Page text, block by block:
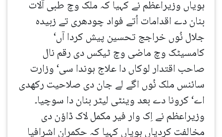
ہویاں وزیراعظم نے کہیا کہ ملک وچ طبی آلات
بنان دے اقدامات اُتے فواد چودھری تے زبیدہ
جلال نُوں خراجج تحسین پیش کردا آں‘
کامسیٹک وچ ماضی وچ ٹیکس دی رقم نال
صاحب اقتدار لوکاں دا علاج ہوندا سی‘ وزارت
سائنس ملک نُوں اگے لے جان دی صلاحیت رکھدی
اے‘ کرونا دے بعد وینٹی لیٹر بنان دا سوچیا۔
وزیراعظم نے اِک وار فیر مکمل لاک ڈاؤن دی
مخالفت کردیاں ہویاں کہیا کہ حکمران اشرافیا